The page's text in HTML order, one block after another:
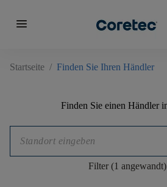
menu
Startseite / Finden Sie Ihren Händler
Finden Sie einen Händler
Filter (1 angewandt)